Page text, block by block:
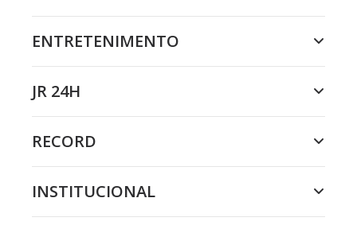
ENTRETENIMENTO
JR 24H
RECORD
INSTITUCIONAL